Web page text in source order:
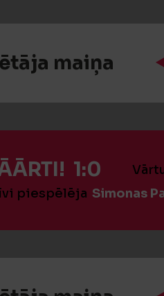
maiņa
1:0
piespēlēja Simonas